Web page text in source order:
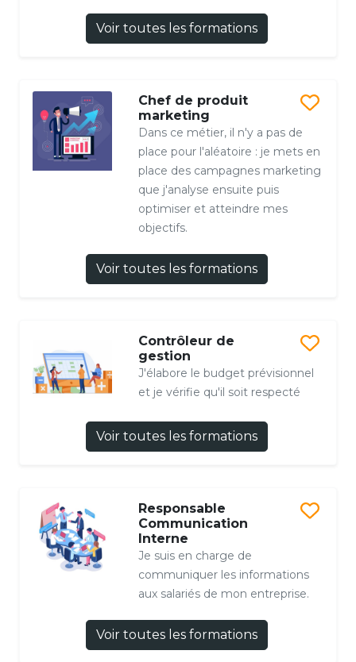
Voir toutes les formations
Chef de produit
marketing
Dans ce métier, il n'y a pas de
place pour l'aléatoire : je mets en
place des campagnes marketing
que j'analyse ensuite puis
optimiser et atteindre mes
objectifs.
Voir toutes les formations
Contrôleur de
gestion
J'élabore le budget prévisionnel
et je vérifie qu'il soit respecté
Voir toutes les formations
Responsable
Communication
Interne
Je suis en charge de
communiquer les informations
aux salariés de mon entreprise.
Voir toutes les formations